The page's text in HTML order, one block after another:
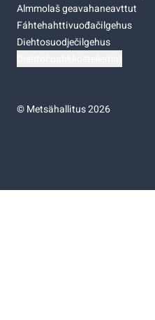
Almmolaš geavahaneavttut
Fáhtehahttivuođačilgehus
Diehtosuodječilgehus
©Metsähallitus 2026